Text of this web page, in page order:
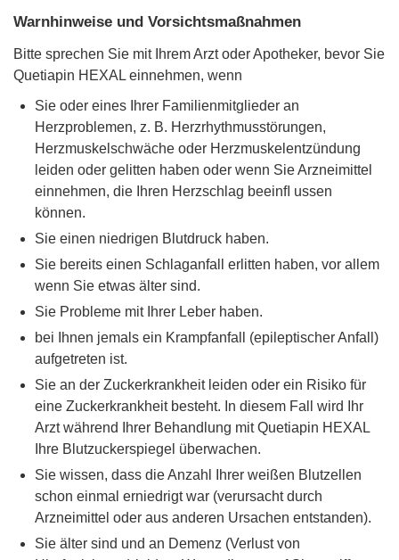
Warnhinweise und Vorsichtsmaßnahmen
Bitte sprechen Sie mit Ihrem Arzt oder Apotheker, bevor Sie
Quetiapin HEXAL einnehmen, wenn
Sie oder eines Ihrer Familienmitglieder an
Herzproblemen, z. B. Herzrhythmusstörungen,
Herzmuskelschwäche oder Herzmuskelentzündung
leiden oder gelitten haben oder wenn Sie Arzneimittel
einnehmen, die Ihren Herzschlag beeinﬂ ussen
können.
Sie einen niedrigen Blutdruck haben.
Sie bereits einen Schlaganfall erlitten haben, vor allem
wenn Sie etwas älter sind.
Sie Probleme mit Ihrer Leber haben.
bei Ihnen jemals ein Krampfanfall (epileptischer Anfall)
aufgetreten ist.
Sie an der Zuckerkrankheit leiden oder ein Risiko für
eine Zuckerkrankheit besteht. In diesem Fall wird Ihr
Arzt während Ihrer Behandlung mit Quetiapin HEXAL
Ihre Blutzuckerspiegel überwachen.
Sie wissen, dass die Anzahl Ihrer weißen Blutzellen
schon einmal erniedrigt war (verursacht durch
Arzneimittel oder aus anderen Ursachen entstanden).
Sie älter sind und an Demenz (Verlust von